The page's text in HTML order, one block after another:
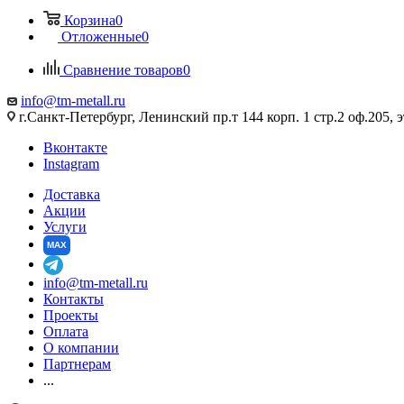
Корзина0
Отложенные0
Сравнение товаров0
info@tm-metall.ru
г.Санкт-Петербург, Ленинский пр.т 144 корп. 1 стр.2 оф.205,
Вконтакте
Instagram
Доставка
Акции
Услуги
MAX
info@tm-metall.ru
Контакты
Проекты
Оплата
О компании
Партнерам
...